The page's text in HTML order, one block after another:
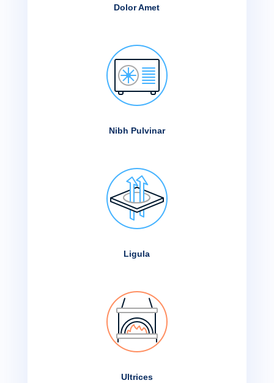
Dolor Amet
Nibh Pulvinar
Ligula
Ultrices